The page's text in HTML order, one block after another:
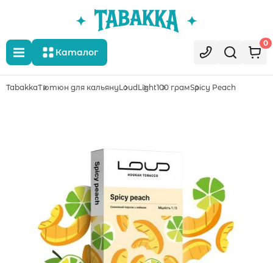
Каталог
0
TabakkaТютюн для кальянуLoud Light100 грамSpicy Peach